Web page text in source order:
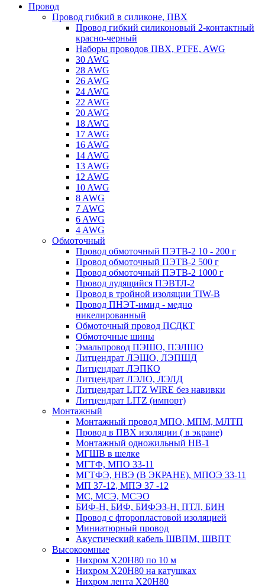
Провод
Провод гибкий в силиконе, ПВХ
Провод гибкий силиконовый 2-контактный
красно-черный
Наборы проводов ПВХ, PTFE, AWG
30 AWG
28 AWG
26 AWG
24 AWG
22 AWG
20 AWG
18 AWG
17 AWG
16 AWG
14 AWG
13 AWG
12 AWG
10 AWG
8 AWG
7 AWG
6 AWG
4 AWG
Обмоточный
Провод обмоточный ПЭТВ-2 10 - 200 г
Провод обмоточный ПЭТВ-2 500 г
Провод обмоточный ПЭТВ-2 1000 г
Провод лудящийся ПЭВТЛ-2
Провод в тройной изоляции TIW-B
Провод ПНЭТ-имид - медно
никелированный
Обмоточный провод ПСДКТ
Обмоточные шины
Эмальпровод ПЭШО, ПЭЛШО
Литцендрат ЛЭШО, ЛЭПШД
Литцендрат ЛЭПКО
Литцендрат ЛЭЛО, ЛЭЛД
Литцендрат LITZ WIRE без навивки
Литцендрат LITZ (импорт)
Монтажный
Монтажный провод МПО, МПМ, МЛТП
Провод в ПВХ изоляции ( в экране)
Монтажный одножильный HB-1
МГШВ в шелке
МГТФ, МПО 33-11
МГТФЭ, НВЭ (В ЭКРАНЕ), МПОЭ 33-11
МП 37-12, МПЭ 37 -12
МС, МСЭ, МСЭО
БИФ-Н, БИФ, БИФЭЗ-Н, ПТЛ, БИН
Провод с фторопластовой изоляцией
Миниатюрный провод
Акустический кабель ШВПМ, ШВПТ
Высокоомные
Нихром Х20Н80 по 10 м
Нихром Х20Н80 на катушках
Нихром лента Х20Н80